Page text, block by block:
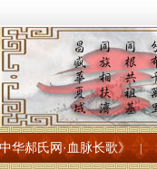
中华郝氏网·血脉长歌》